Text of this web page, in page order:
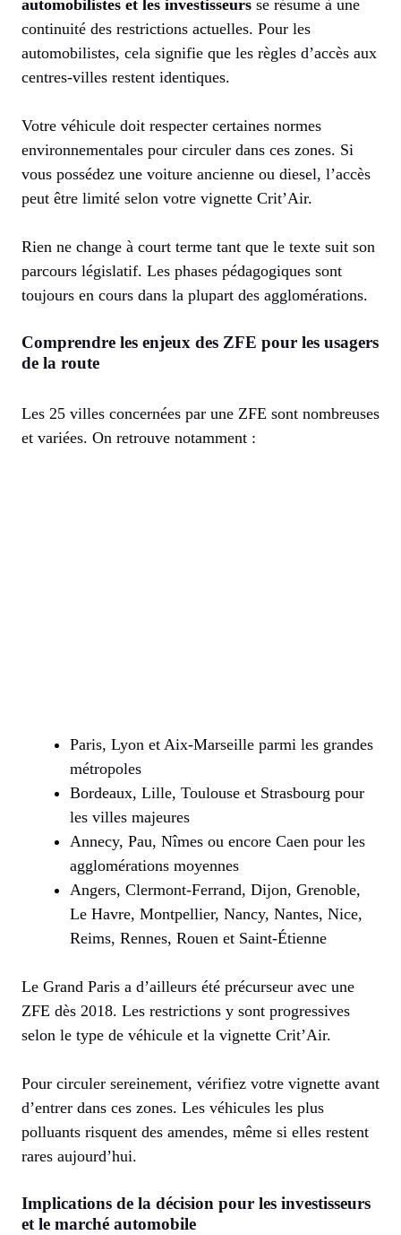
automobilistes et les investisseurs se résume à une
continuité des restrictions actuelles. Pour les
automobilistes, cela signifie que les règles d’accès aux
centres-villes restent identiques.
Votre véhicule doit respecter certaines normes
environnementales pour circuler dans ces zones. Si
vous possédez une voiture ancienne ou diesel, l’accès
peut être limité selon votre vignette Crit’Air.
Rien ne change à court terme tant que le texte suit son
parcours législatif. Les phases pédagogiques sont
toujours en cours dans la plupart des agglomérations.
Comprendre les enjeux des ZFE pour les usagers
de la route
Les 25 villes concernées par une ZFE sont nombreuses
et variées. On retrouve notamment :
Paris, Lyon et Aix-Marseille parmi les grandes
métropoles
Bordeaux, Lille, Toulouse et Strasbourg pour
les villes majeures
Annecy, Pau, Nîmes ou encore Caen pour les
agglomérations moyennes
Angers, Clermont-Ferrand, Dijon, Grenoble,
Le Havre, Montpellier, Nancy, Nantes, Nice,
Reims, Rennes, Rouen et Saint-Étienne
Le Grand Paris a d’ailleurs été précurseur avec une
ZFE dès 2018. Les restrictions y sont progressives
selon le type de véhicule et la vignette Crit’Air.
Pour circuler sereinement, vérifiez votre vignette avant
d’entrer dans ces zones. Les véhicules les plus
polluants risquent des amendes, même si elles restent
rares aujourd’hui.
Implications de la décision pour les investisseurs
et le marché automobile